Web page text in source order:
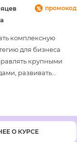
промокод
комплексную
для бизнеса
крупными
развивать
О КУРСЕ